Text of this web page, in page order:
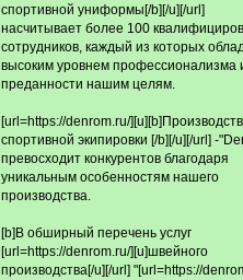
спортивной униформы[/b][/u][/url]
насчитывает более 100
сотрудников, каждый из которых
высоким уровнем профессионализма
преданности нашим целям.
[url=https://denrom.ru/
спортивной экипировки [/b][/u][/url] -
превосходит конкурентов благодаря
уникальным особенностям нашего
производства.
[b]В обширный перечень услуг
[url=https://denrom.ru/][u]швейного
производства[/u][/url] "[url=https://